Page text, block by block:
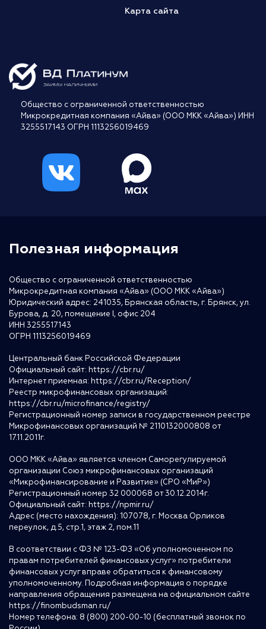
Карта сайта
Общество с ограниченной ответственностью
Микрокредитная компания «Айва» (ООО МКК «Айва») ИНН
3255517143 ОГРН 1113256019469
Полезная информация
Общество с ограниченной ответственностью
Микрокредитная компания «Айва» (ООО МКК «Айва»)
Юридический адрес: 241035, Брянская область, г. Брянск, ул.
Бурова, д. 20, помещение I, офис 204
ИНН 3255517143
ОГРН 1113256019469
Центральный банк Российской Федерации
Официальный сайт: https://cbr.ru/
Интернет приемная: https://cbr.ru/Reception/
Реестр микрофинансовых организаций:
https://cbr.ru/microfinance/registry/
Регистрационный номер записи в государственном реестре
Микрофинансовых организаций № 2110132000808 от
17.11.2011г.
ООО МКК «Айва» является членом Саморегулируемой
организации Союз микрофинансовых организаций
«Микрофинансирование и Развитие» (СРО «МиР»)
Регистрационный номер 32 000068 от 30.12.2014г.
Официальный сайт: https://npmir.ru/
Адрес (место нахождения): 107078, г. Москва Орликов
переулок, д.5, стр.1, этаж 2, пом.11
В соответствии с ФЗ № 123-ФЗ «Об уполномоченном по
правам потребителей финансовых услуг» потребители
финансовых услуг вправе обратиться к финансовому
уполномоченному. Подробная информация о порядке
направления обращения размещена на официальном сайте
https://finombudsman.ru/
Номер телефона: 8 (800) 200-00-10 (бесплатный звонок по